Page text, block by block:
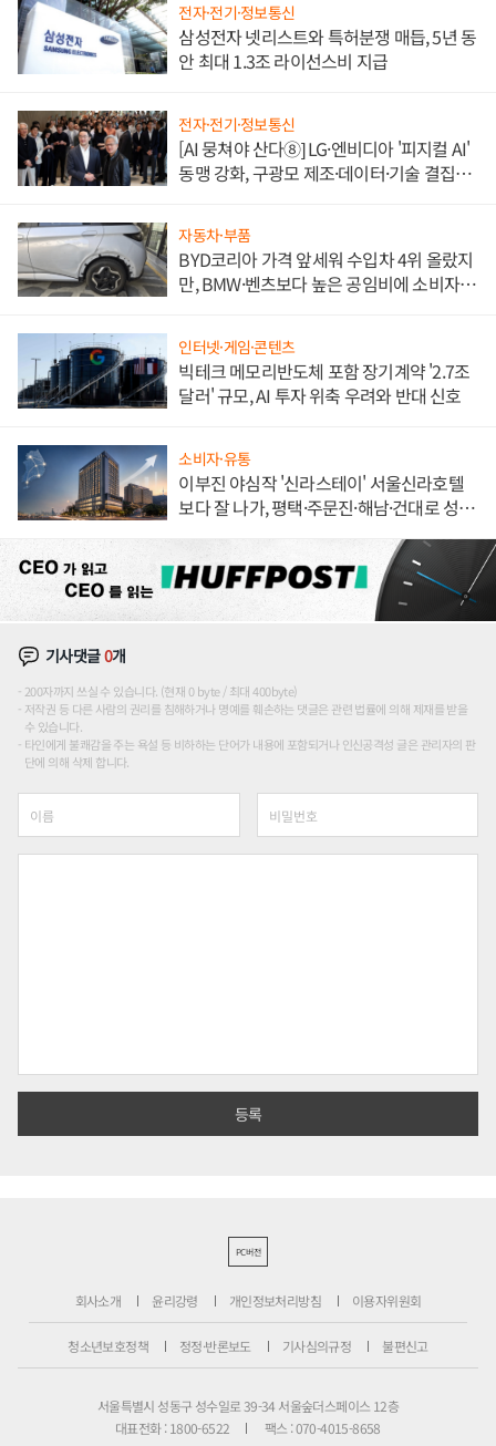
전자·전기·정보통신
삼성전자 넷리스트와 특허분쟁 매듭, 5년 동
안 최대 1.3조 라이선스비 지급
전자·전기·정보통신
[AI 뭉쳐야 산다⑧] LG·엔비디아 '피지컬 AI'
동맹 강화, 구광모 제조·데이터·기술 결집
자동차·부품
BYD코리아 가격 앞세워 수입차 4위 올랐지
만, BMW·벤츠보다 높은 공임비에 소비자
인터넷·게임·콘텐츠
빅테크 메모리반도체 포함 장기계약 '2.7조
달러' 규모, AI 투자 위축 우려와 반대 신호
소비자·유통
이부진 야심작 '신라스테이' 서울신라호텔
보다 잘 나가, 평택·주문진·해남·건대로 성
기사댓글0개
200자까지 쓰실 수 있습니다. (현재 0 byte / 최대 400byte)
저작권 등 다른 사람의 권리를 침해하거나 명예를 훼손하는 댓글은 관련 법률에 의해 제재를 받을
수 있습니다.
타인에게 불쾌감을 주는 욕설 등 비하하는 단어가 내용에 포함되거나 인신공격성 글은 관리자의 판
단에 의해 삭제 합니다.
PC버전
회사소개 윤리강령 개인정보처리방침 이용자위원회
청소년보호정책 정정·반론보도 기사심의규정 불편신고
서울특별시 성동구 성수일로 39-34 서울숲더스페이스 12층
대표전화 : 1800-6522
팩스 : 070-4015-8658